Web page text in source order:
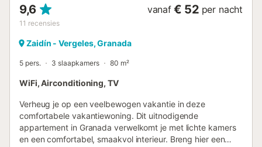
9,6
11 recensies
vanaf € 52 per nacht
Zaidín - Vergeles, Granada
5 pers. 3 slaapkamers 80 m²
WiFi, Airconditioning, TV
Verheug je op een veelbewogen vakantie in deze
comfortabele vakantiewoning. Dit uitnodigende
appartement in Granada verwelkomt je met lichte kamers
en een comfortabel, smaakvol interieur. Breng hier een